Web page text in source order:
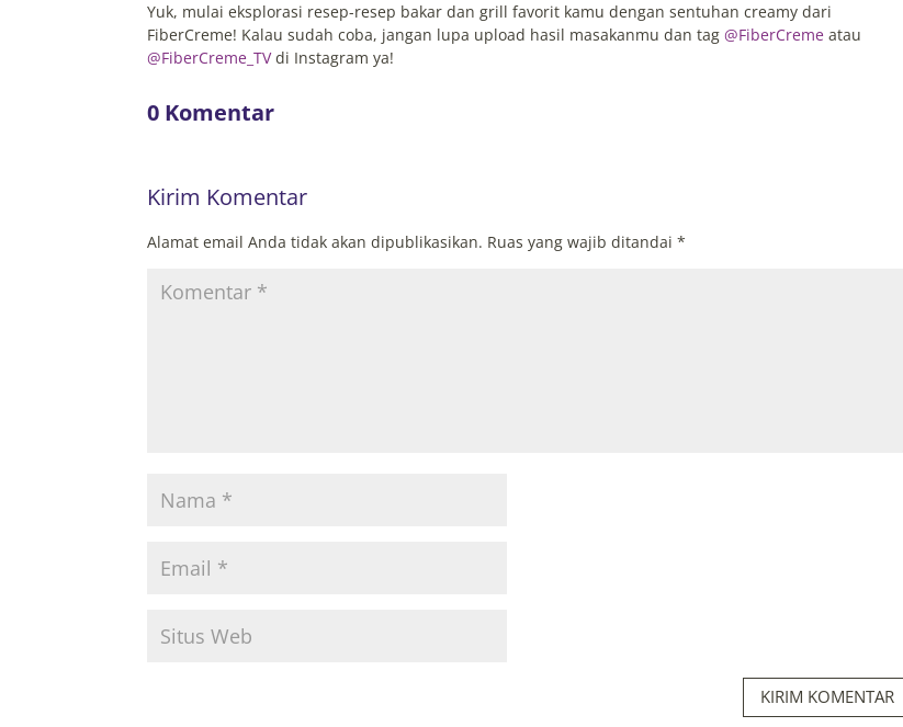
Yuk, mulai eksplorasi resep-resep bakar dan grill favorit kamu dengan sentuhan creamy dari
FiberCreme! Kalau sudah coba, jangan lupa upload hasil masakanmu dan tag@FiberCreme atau
@FiberCreme_TVdi Instagram ya!
0 Komentar
Kirim Komentar
Alamat email Anda tidak akan dipublikasikan. Ruas yang wajib ditandai*
KIRIM KOMENTAR